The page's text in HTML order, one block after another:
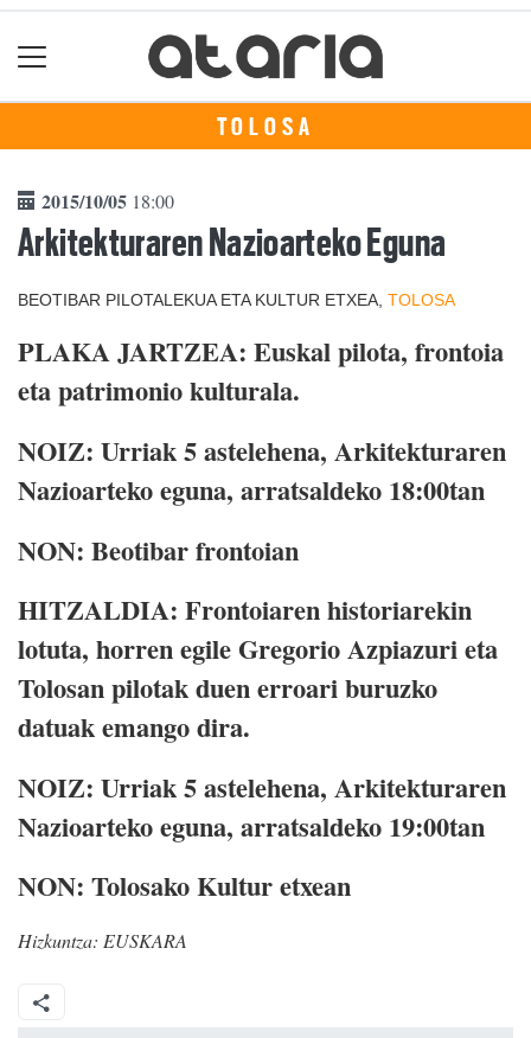
TOLOSA
2015/10/05 18:00
Arkitekturaren Nazioarteko Eguna
BEOTIBAR PILOTALEKUA ETA KULTUR ETXEA, TOLOSA
PLAKA JARTZEA: Euskal pilota, frontoia
eta patrimonio kulturala.
NOIZ: Urriak 5 astelehena, Arkitekturaren
Nazioarteko eguna, arratsaldeko 18:00tan
NON: Beotibar frontoian
HITZALDIA: Frontoiaren historiarekin
lotuta, horren egile Gregorio Azpiazuri eta
Tolosan pilotak duen erroari buruzko
datuak emango dira.
NOIZ: Urriak 5 astelehena, Arkitekturaren
Nazioarteko eguna, arratsaldeko 19:00tan
NON: Tolosako Kultur etxean
Hizkuntza: EUSKARA